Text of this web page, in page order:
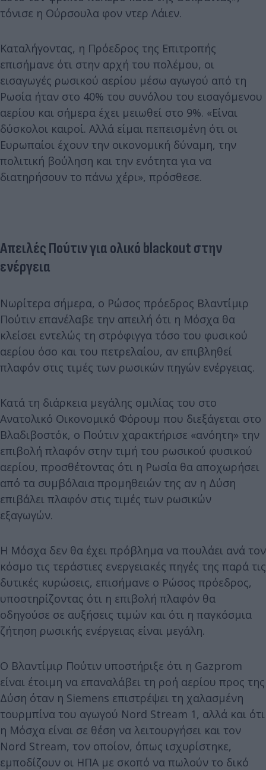
τόνισε η Ούρσουλα φον ντερ Λάιεν.
Καταλήγοντας, η Πρόεδρος της Επιτροπής
επισήμανε ότι στην αρχή του πολέμου, οι
εισαγωγές ρωσικού αερίου μέσω αγωγού από τη
Ρωσία ήταν στο 40% του συνόλου του εισαγόμενου
αερίου και σήμερα έχει μειωθεί στο 9%. «Είναι
δύσκολοι καιροί. Αλλά είμαι πεπεισμένη ότι οι
Ευρωπαίοι έχουν την οικονομική δύναμη, την
πολιτική βούληση και την ενότητα για να
διατηρήσουν το πάνω χέρι», πρόσθεσε.
Απειλές Πούτιν για ολικό blackout στην
ενέργεια
Νωρίτερα σήμερα, ο Ρώσος πρόεδρος Βλαντίμιρ
Πούτιν επανέλαβε την απειλή ότι η Μόσχα θα
κλείσει εντελώς τη στρόφιγγα τόσο του φυσικού
αερίου όσο και του πετρελαίου, αν επιβληθεί
πλαφόν στις τιμές των ρωσικών πηγών ενέργειας.
Κατά τη διάρκεια μεγάλης ομιλίας του στο
Ανατολικό Οικονομικό Φόρουμ που διεξάγεται στο
Βλαδιβοστόκ, ο Πούτιν χαρακτήρισε «ανόητη» την
επιβολή πλαφόν στην τιμή του ρωσικού φυσικού
αερίου, προσθέτοντας ότι η Ρωσία θα αποχωρήσει
από τα συμβόλαια προμηθειών της αν η Δύση
επιβάλει πλαφόν στις τιμές των ρωσικών
εξαγωγών.
Η Μόσχα δεν θα έχει πρόβλημα να πουλάει ανά τον
κόσμο τις τεράστιες ενεργειακές πηγές της παρά τις
δυτικές κυρώσεις, επισήμανε ο Ρώσος πρόεδρος,
υποστηρίζοντας ότι η επιβολή πλαφόν θα
οδηγούσε σε αυξήσεις τιμών και ότι η παγκόσμια
ζήτηση ρωσικής ενέργειας είναι μεγάλη.
Ο Βλαντίμιρ Πούτιν υποστήριξε ότι η Gazprom
είναι έτοιμη να επαναλάβει τη ροή αερίου προς της
Δύση όταν η Siemens επιστρέψει τη χαλασμένη
τουρμπίνα του αγωγού Nord Stream 1, αλλά και ότι
η Μόσχα είναι σε θέση να λειτουργήσει και τον
Nord Stream, τον οποίον, όπως ισχυρίστηκε,
εμποδίζουν οι ΗΠΑ με σκοπό να πωλούν το δικό